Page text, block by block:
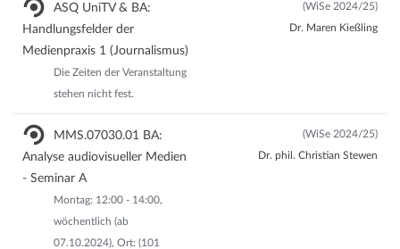
ASQ UniTV & BA:
Handlungsfelder der
Medienpraxis 1 (Journalismus)
Die Zeiten der Veranstaltung
stehen nicht fest.
(WiSe 2024/25)
Dr. Maren Kießling
MMS.07030.01 BA:
Analyse audiovisueller Medien
- Seminar A
Montag: 12:00 - 14:00,
wöchentlich (ab
07.10.2024), Ort: (101
(WiSe 2024/25)
Dr. phil. Christian Stewen